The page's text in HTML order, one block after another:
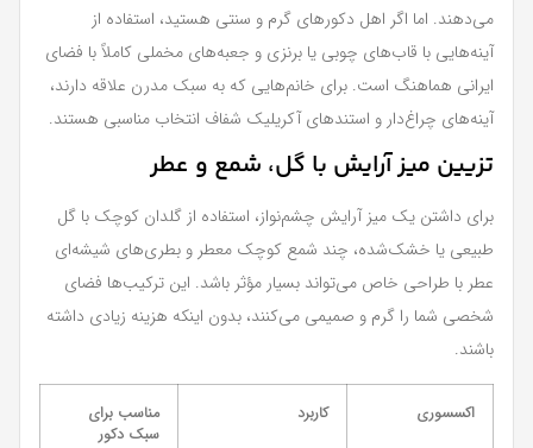
می‌دهند. اما اگر اهل دکورهای گرم و سنتی هستید، استفاده از
آینه‌هایی با قاب‌های چوبی یا برنزی و جعبه‌های مخملی کاملاً با فضای
ایرانی هماهنگ است. برای خانم‌هایی که به سبک مدرن علاقه دارند،
آینه‌های چراغ‌دار و استندهای آکریلیک شفاف انتخاب مناسبی هستند.
تزیین میز آرایش با گل، شمع و عطر
برای داشتن یک میز آرایش چشم‌نواز، استفاده از گلدان کوچک با گل
طبیعی یا خشک‌شده، چند شمع کوچک معطر و بطری‌های شیشه‌ای
عطر با طراحی خاص می‌تواند بسیار مؤثر باشد. این ترکیب‌ها فضای
شخصی شما را گرم و صمیمی می‌کنند، بدون اینکه هزینه زیادی داشته
باشند.
اکسسوری کاربرد
مناسب برای
سبک دکور